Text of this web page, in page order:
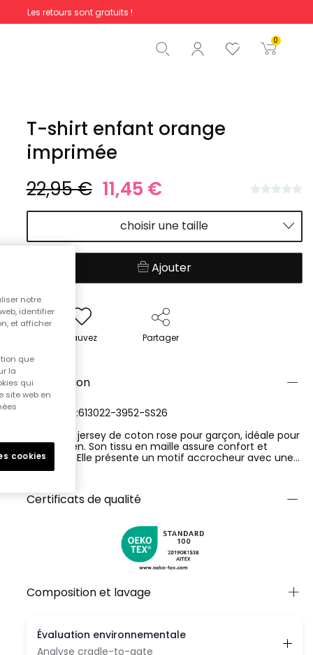
Les retours sont gratuits !
0
Total 0,00 €
Commencer la commande
T-shirt enfant orange
imprimée
22,95 € 11,45 €
choisir une taille
Ajouter
Sauvez Partager
Description
RÉFÉRENCE:613022-3952-SS26
T-shirt en jersey de coton rose pour garçon, idéale pour
le quotidien. Son tissu en maille assure confort et
fraîcheur. Elle présente un motif accrocheur avec une
illustration d'une camionnette et des textes colorés sur
et manches courtes, parfaites pour les climats chauds.
Disponible dans les tailles de 2 ans à 14 ans, c'est un
ou des jeans, idéal pour un style décontracté et relaxé.
Certificats de qualité
Composition et lavage
notre
identifier
et afficher
que
la
qui
site web en
cookies